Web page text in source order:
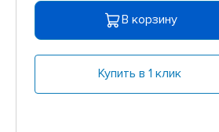
В корзину
Купить в 1 клик